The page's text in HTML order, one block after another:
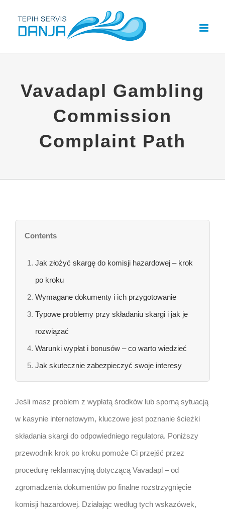
Vavadapl Gambling
Commission
Complaint Path
Contents
Jak złożyć skargę do komisji hazardowej – krok
po kroku
Wymagane dokumenty i ich przygotowanie
Typowe problemy przy składaniu skargi i jak je
rozwiązać
Warunki wypłat i bonusów – co warto wiedzieć
Jak skutecznie zabezpieczyć swoje interesy
Jeśli masz problem z wypłatą środków lub sporną sytuacją
w kasynie internetowym, kluczowe jest poznanie ścieżki
składania skargi do odpowiedniego regulatora. Poniższy
przewodnik krok po kroku pomoże Ci przejść przez
procedurę reklamacyjną dotyczącą Vavadapl – od
zgromadzenia dokumentów po finalne rozstrzygnięcie
komisji hazardowej. Działając według tych wskazówek,